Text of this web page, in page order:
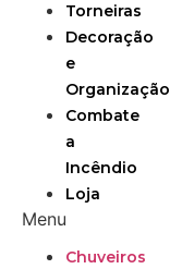
Torneiras
Decoração
e
Organização
Combate
a
Incêndio
Loja
Menu
Chuveiros